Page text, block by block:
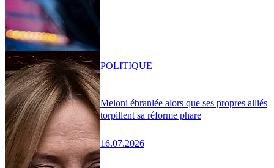
Meloni ébranlée alors que ses propres alliés
torpillent sa réforme phare
16.07.2026
POLITIQUE